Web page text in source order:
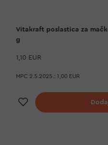
Vitakraft poslastica za
g
1,10 EUR
MPC 2.5.2025.: 1,00 EUR
Dodaj na listu